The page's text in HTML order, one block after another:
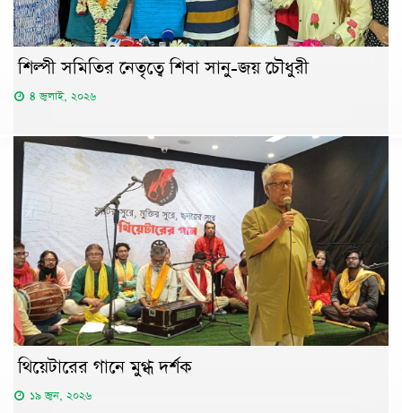
শিল্পী সমিতির নেতৃত্বে শিবা সানু-জয় চৌধুরী
৪ জুলাই, ২০২৬
থিয়েটারের গানে মুগ্ধ দর্শক
১৯ জুন, ২০২৬